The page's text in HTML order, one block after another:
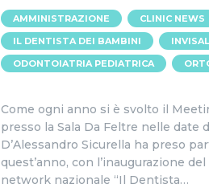
AMMINISTRAZIONE CLINIC NEWS
IL DENTISTA DEI BAMBINI
ODONTOIATRIA PEDIATRICA
Come ogni anno si è svolto il
presso la Sala Da Feltre nelle date
D’Alessandro Sicurella ha preso
quest’anno, con l’inaugurazione
network nazionale “Il Dentista…